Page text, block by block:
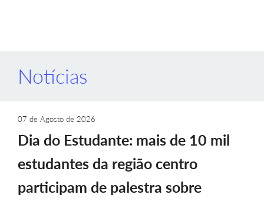
Notícias
07 de Agosto de 2026
Dia do Estudante: mais de 10 mil
estudantes da região centro
participam de palestra sobre